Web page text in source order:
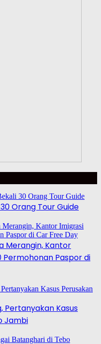
Orang Tour Guide
Merangin, Kantor
Permohonan Paspor di
Pertanyakan Kasus
Jambi